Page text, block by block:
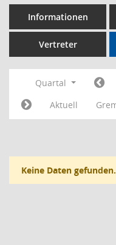
Informationen
Vertreter
Quartal
Aktuell
Keine Daten gefunden.